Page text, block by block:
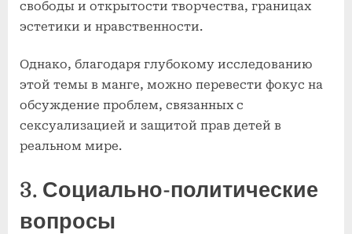
свободы и открытости творчества, границах
эстетики и нравственности.
Однако, благодаря глубокому исследованию
этой темы в манге, можно перевести фокус на
обсуждение проблем, связанных с
сексуализацией и защитой прав детей в
реальном мире.
3. Социально-политические
вопросы